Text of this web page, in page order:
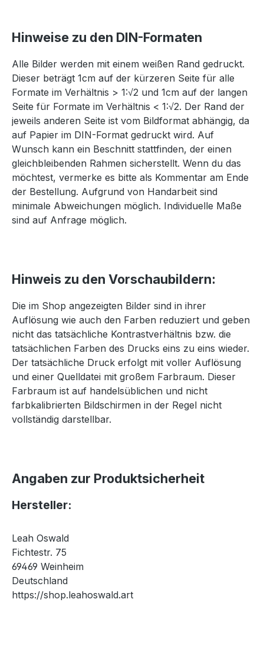
Hinweise zu den DIN-Formaten
Alle Bilder werden mit einem weißen Rand gedruckt.
Dieser beträgt 1cm auf der kürzeren Seite für alle
Formate im Verhältnis > 1:√2 und 1cm auf der langen
Seite für Formate im Verhältnis < 1:√2. Der Rand der
jeweils anderen Seite ist vom Bildformat abhängig, da
auf Papier im DIN-Format gedruckt wird. Auf
Wunsch kann ein Beschnitt stattfinden, der einen
gleichbleibenden Rahmen sicherstellt. Wenn du das
möchtest, vermerke es bitte als Kommentar am Ende
der Bestellung. Aufgrund von Handarbeit sind
minimale Abweichungen möglich. Individuelle Maße
sind auf Anfrage möglich.
Hinweis zu den Vorschaubildern:
Die im Shop angezeigten Bilder sind in ihrer
Auflösung wie auch den Farben reduziert und geben
nicht das tatsächliche Kontrastverhältnis bzw. die
tatsächlichen Farben des Drucks eins zu eins wieder.
Der tatsächliche Druck erfolgt mit voller Auflösung
und einer Quelldatei mit großem Farbraum. Dieser
Farbraum ist auf handelsüblichen und nicht
farbkalibrierten Bildschirmen in der Regel nicht
vollständig darstellbar.
Angaben zur Produktsicherheit
Hersteller:
Leah Oswald
Fichtestr. 75
69469 Weinheim
Deutschland
https://shop.leahoswald.art